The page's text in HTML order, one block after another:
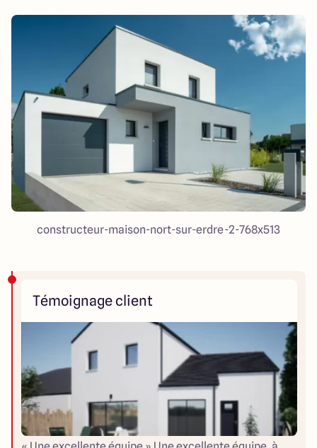
constructeur-maison-nort-sur-erdre-2-768x513
Témoignage client